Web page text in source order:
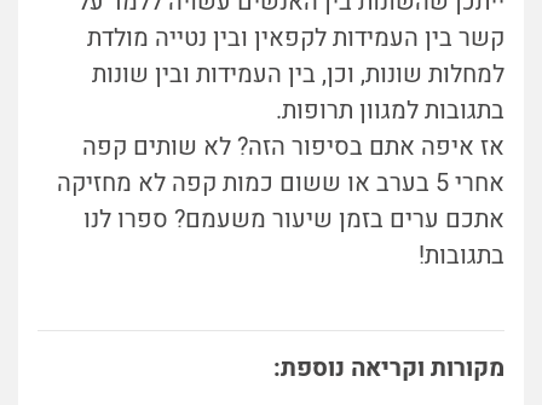
קשר בין העמידות לקפאין ובין נטייה מולדת
למחלות שונות, וכן, בין העמידות ובין שונות
בתגובות למגוון תרופות.
אז איפה אתם בסיפור הזה? לא שותים קפה
אחרי 5 בערב או ששום כמות קפה לא מחזיקה
אתכם ערים בזמן שיעור משעמם? ספרו לנו
בתגובות!
מקורות וקריאה נוספת: